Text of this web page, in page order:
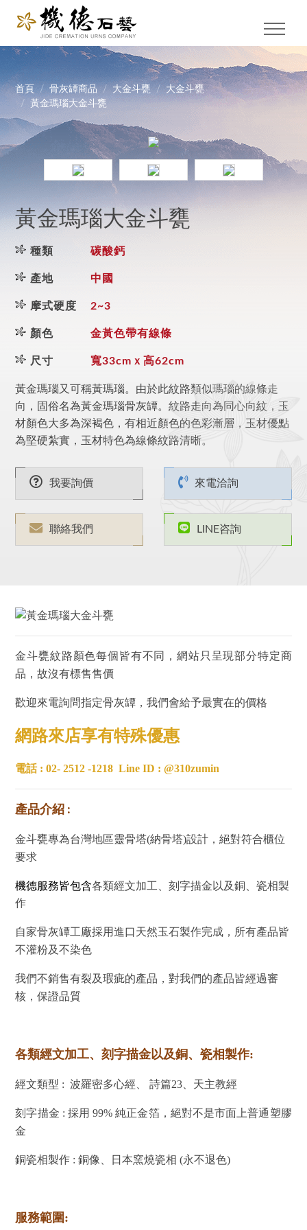
首頁 骨灰罈商品 大金斗甕
大金斗甕
黃金瑪瑙大金斗甕
黃金瑪瑙大金斗甕
種類 碳酸鈣
產地 中國
摩式硬度 2~3
顏色 金黃色帶有線條
尺寸 寬33cmｘ高62cm
黃金瑪瑙又可稱黃瑪瑙。由於此紋路類似瑪瑙的線條走
向，固俗名為黃金瑪瑙骨灰罈。紋路走向為同心向紋，玉
材顏色大多為深褐色，有相近顏色的色彩漸層，玉材優點
為堅硬紮實，玉材特色為線條紋路清晰。
我要詢價 來電洽詢
聯絡我們 LINE咨詢
金斗甕紋路顏色每個皆有不同，網站只呈現部分特定商
品，故沒有標售售價
歡迎來電詢問指定骨灰罈，我們會給予最實在的價格
網路來店享有特殊優惠
電話 : 02- 2512 -1218 Line ID : @310zumin
產品介紹 :
金斗甕專為台灣地區靈骨塔(納骨塔)設計，絕對符合櫃位
要求
機德服務皆包含各類經文加工、刻字描金以及銅、瓷相製
作
自家骨灰罈工廠採用進口天然玉石製作完成，所有產品皆
不灌粉及不染色
我們不銷售有裂及瑕疵的產品，對我們的產品皆經過審
核，保證品質
各類經文加工、刻字描金以及銅、瓷相製作:
經文類型 : 波羅密多心經、 詩篇23、天主教經
刻字描金 : 採用 99% 純正金箔，絕對不是市面上普通塑膠
金
銅瓷相製作 : 銅像、日本窯燒瓷相 (永不退色)
服務範圍: